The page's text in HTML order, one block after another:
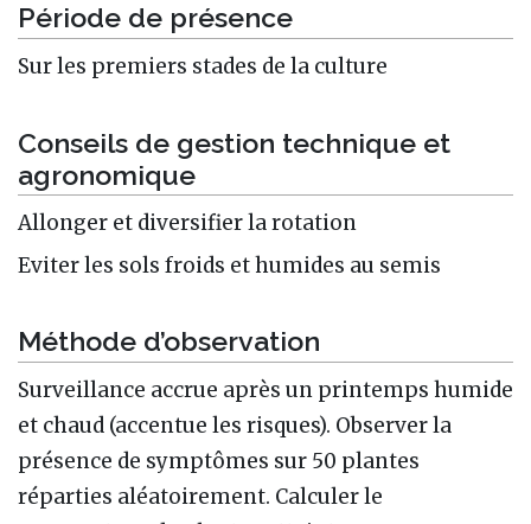
Période de présence
Sur les premiers stades de la culture
Conseils de gestion technique et
agronomique
Allonger et diversifier la rotation
Eviter les sols froids et humides au semis
Méthode d’observation
Surveillance accrue après un printemps humide
et chaud (accentue les risques). Observer la
présence de symptômes sur 50 plantes
réparties aléatoirement. Calculer le